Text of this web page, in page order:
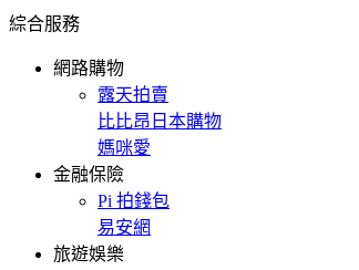
綜合服務
網路購物
露天拍賣
比比昂日本購物
媽咪愛
金融保險
Pi 拍錢包
易安網
旅遊娛樂